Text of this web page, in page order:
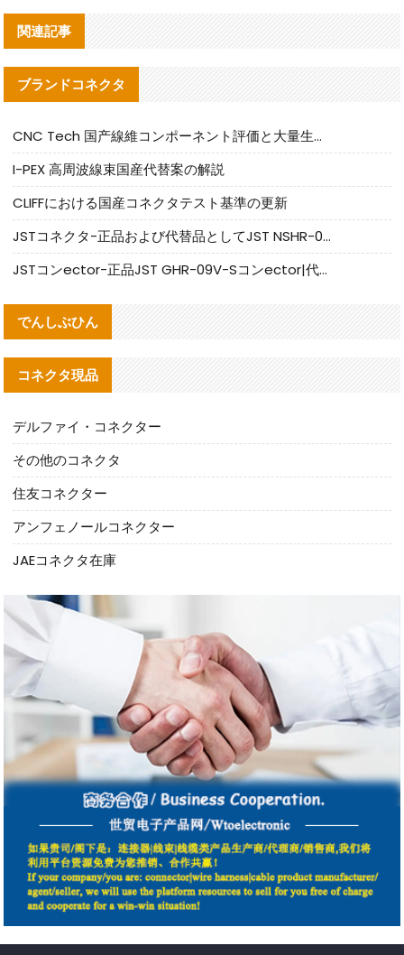
関連記事
ブランドコネクタ
CNC Tech 国产線維コンポーネント評価と大量生産適合ガイド
I-PEX 高周波線束国産代替案の解説
CLIFFにおける国産コネクタテスト基準の更新
JSTコネクタ-正品および代替品としてJST NSHR-02V-Sコネクタを提供します
JSTコンector-正品JST GHR-09V-Sコンector|代替品提供
でんしぶひん
コネクタ現品
デルファイ・コネクター
その他のコネクタ
住友コネクター
アンフェノールコネクター
JAEコネクタ在庫